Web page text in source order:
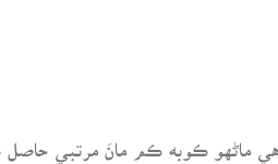
ماڻهو ڪوبه ڪم مانَ مرتبي حاصل